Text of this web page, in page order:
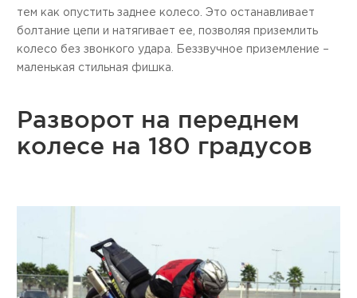
тем как опустить заднее колесо. Это останавливает
болтание цепи и натягивает ее, позволяя приземлить
колесо без звонкого удара. Беззвучное приземление –
маленькая стильная фишка.
Разворот на переднем
колесе на 180 градусов